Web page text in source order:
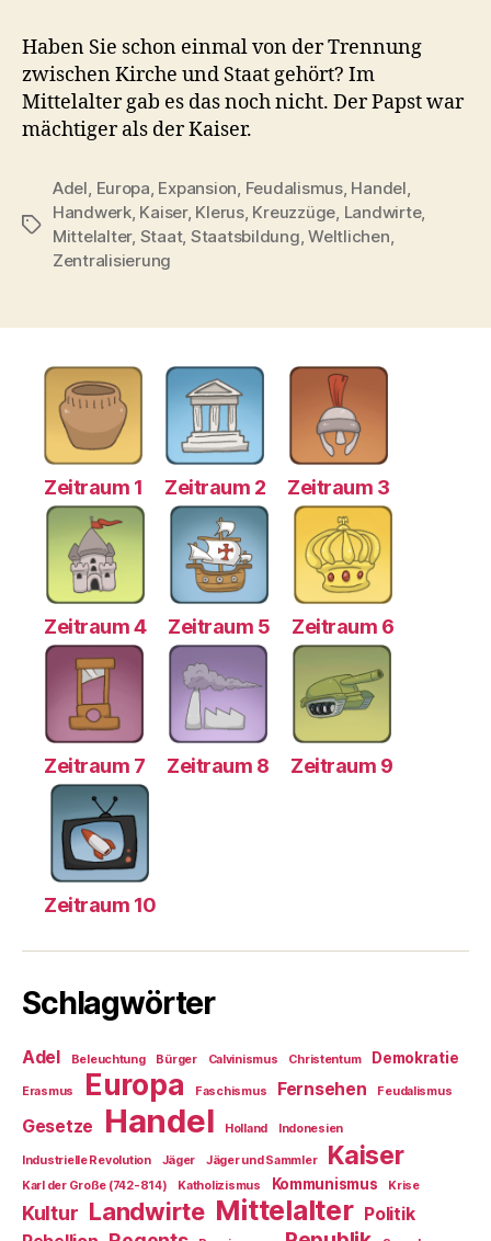
Haben Sie schon einmal von der Trennung
zwischen Kirche und Staat gehört? Im
Mittelalter gab es das noch nicht. Der Papst war
mächtiger als der Kaiser.
Schlagwörter
Adel, Europa, Expansion, Feudalismus, Handel,
Handwerk, Kaiser, Klerus, Kreuzzüge, Landwirte,
Mittelalter, Staat, Staatsbildung,Weltlichen,
Zentralisierung
Zeitraum 1 Zeitraum 2 Zeitraum 3
Zeitraum 4 Zeitraum 5 Zeitraum 6
Zeitraum 7 Zeitraum 8 Zeitraum 9
Zeitraum 10
Schlagwörter
Adel Beleuchtung Bürger Calvinismus Christentum Demokratie
Erasmus Europa Faschismus Fernsehen Feudalismus
Gesetze Handel Holland Indonesien
Industrielle Revolution Jäger Jäger und Sammler Kaiser
Karl der Große (742-814) Katholizismus Kommunismus Krise
Kultur Landwirte Mittelalter
Politik